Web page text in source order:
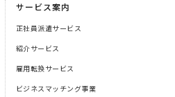
サービス案内
正社員派遣サービス
紹介サービス
雇用転換サービス
ビジネスマッチング事業